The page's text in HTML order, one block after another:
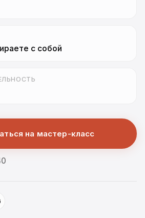
с собой
на мастер-класс